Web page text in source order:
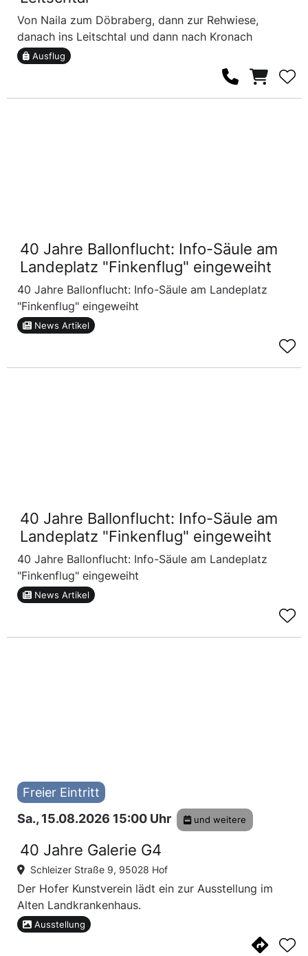
Von Naila zum Döbraberg, dann zur Rehwiese,
danach ins Leitschtal und dann nach Kronach
Ausflug
40 Jahre Ballonflucht: Info-Säule am
Landeplatz "Finkenflug" eingeweiht
40 Jahre Ballonflucht: Info-Säule am Landeplatz
"Finkenflug" eingeweiht
News Artikel
40 Jahre Ballonflucht: Info-Säule am
Landeplatz "Finkenflug" eingeweiht
40 Jahre Ballonflucht: Info-Säule am Landeplatz
"Finkenflug" eingeweiht
News Artikel
Freier Eintritt
Sa., 15.08.2026 15:00 Uhr
und weitere
40 Jahre Galerie G4
Schleizer Straße 9, 95028 Hof
Der Hofer Kunstverein lädt ein zur Ausstellung im
Alten Landkrankenhaus.
Ausstellung